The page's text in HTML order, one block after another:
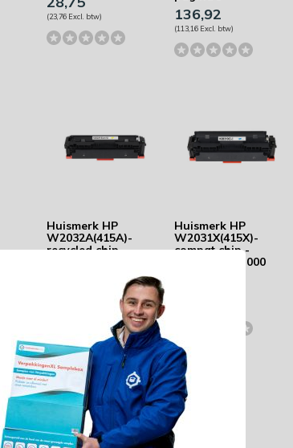
(23,76 Excl. btw) 136,92
(113,16 Excl. btw)
Huismerk HP
W2032A(415A)-
recycled chip -
Huismerk HP
W2031X(415X)-
compat chip -
Capaciteit: 6.000